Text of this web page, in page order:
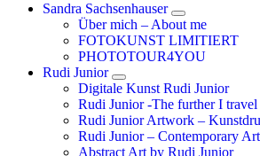
Sandra Sachsenhauser
Über mich – About me
FOTOKUNST LIMITIERT
PHOTOTOUR4YOU
Rudi Junior
Digitale Kunst Rudi Junior
Rudi Junior -The further I travel
Rudi Junior Artwork –
Rudi Junior – Contemporary Art
Abstract Art by Rudi Junior